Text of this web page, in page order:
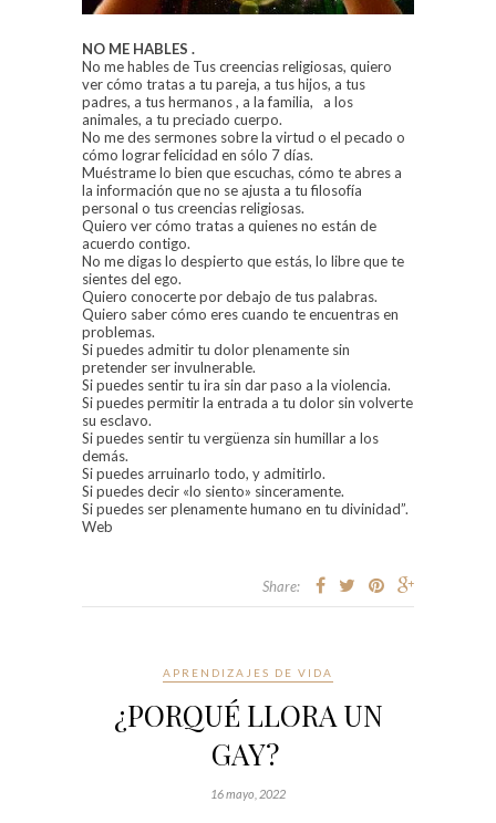
NO ME HABLES .
No me hables de Tus creencias religiosas, quiero
ver cómo tratas a tu pareja, a tus hijos, a tus
padres, a tus hermanos , a la familia, a los
animales, a tu preciado cuerpo.
No me des sermones sobre la virtud o el pecado o
cómo lograr felicidad en sólo 7 días.
Muéstrame lo bien que escuchas, cómo te abres a
la información que no se ajusta a tu filosofía
personal o tus creencias religiosas.
Quiero ver cómo tratas a quienes no están de
acuerdo contigo.
No me digas lo despierto que estás, lo libre que te
sientes del ego.
Quiero conocerte por debajo de tus palabras.
Quiero saber cómo eres cuando te encuentras en
problemas.
Si puedes admitir tu dolor plenamente sin
pretender ser invulnerable.
Si puedes sentir tu ira sin dar paso a la violencia.
Si puedes permitir la entrada a tu dolor sin volverte
su esclavo.
Si puedes sentir tu vergüenza sin humillar a los
demás.
Si puedes arruinarlo todo, y admitirlo.
Si puedes decir «lo siento» sinceramente.
Si puedes ser plenamente humano en tu divinidad”.
Web
Share:
APRENDIZAJES DE VIDA
¿PORQUÉ LLORA UN
GAY?
16 mayo, 2022